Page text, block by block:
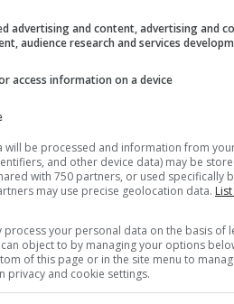
advertising and content, advertising and
audience research and services
access information on a device
will be processed and information from
and other device data) may be
with 750 partners, or used specifically
may use precise geolocation data.
process your personal data on the basis of
object to by managing your options
of this page or in the site menu to
privacy and cookie settings.